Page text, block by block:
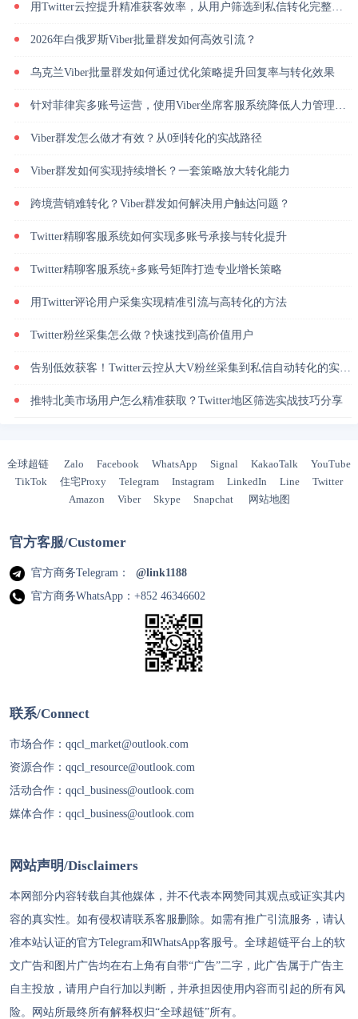
用Twitter云控提升精准获客效率，从用户筛选到私信转化完整解析
2026年白俄罗斯Viber批量群发如何高效引流？
乌克兰Viber批量群发如何通过优化策略提升回复率与转化效果
针对菲律宾多账号运营，使用Viber坐席客服系统降低人力管理成本
Viber群发怎么做才有效？从0到转化的实战路径
Viber群发如何实现持续增长？一套策略放大转化能力
跨境营销难转化？Viber群发如何解决用户触达问题？
Twitter精聊客服系统如何实现多账号承接与转化提升
Twitter精聊客服系统+多账号矩阵打造专业增长策略
用Twitter评论用户采集实现精准引流与高转化的方法
Twitter粉丝采集怎么做？快速找到高价值用户
告别低效获客！Twitter云控从大V粉丝采集到私信自动转化的实操闭环
推特北美市场用户怎么精准获取？Twitter地区筛选实战技巧分享
全球超链 Zalo Facebook WhatsApp Signal KakaoTalk
YouTube
TikTok
住宅Proxy Telegram Instagram LinkedIn Line
Twitter
Amazon
Viber Skype Snapchat 网站地图
官方客服/Customer
官方商务Telegram：
@link1188
官方商务WhatsApp：+852 46346602
联系/Connect
市场合作： qqcl_market@outlook.com
资源合作： qqcl_resource@outlook.com
活动合作： qqcl_business@outlook.com
媒体合作： qqcl_business@outlook.com
网站声明/Disclaimers
本网部分内容转载自其他媒体，并不代表本网赞同其观点或证实其内
容的真实性。如有侵权请联系客服删除。如需有推广引流服务，请认
准本站认证的官方Telegram和WhatsApp客服号。 全球超链平台上的软
文广告和图片广告均在右上角有自带“广告”二字，此广告属于广告主
自主投放，请用户自行加以判断，并承担因使用内容而引起的所有风
险。网站所最终所有解释权归“全球超链”所有。